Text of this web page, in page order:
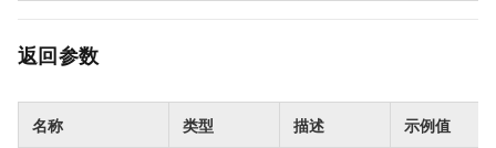
返回参数
名称 类型 描述 示例值